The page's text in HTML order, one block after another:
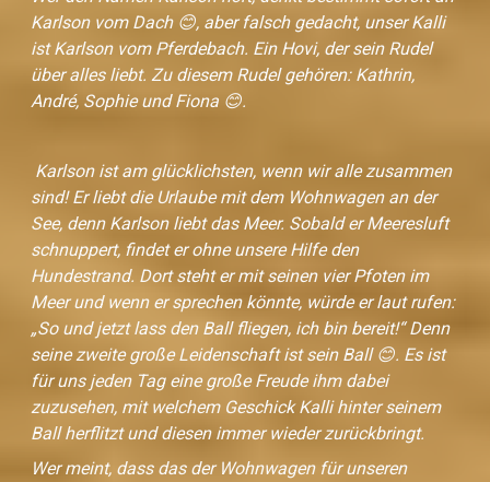
Karlson vom Dach 😊, aber falsch gedacht, unser Kalli
ist Karlson vom Pferdebach. Ein Hovi, der sein Rudel
über alles liebt. Zu diesem Rudel gehören: Kathrin,
André, Sophie und Fiona 😊.
Karlson ist am glücklichsten, wenn wir alle zusammen
sind! Er liebt die Urlaube mit dem Wohnwagen an der
See, denn Karlson liebt das Meer. Sobald er Meeresluft
schnuppert, findet er ohne unsere Hilfe den
Hundestrand. Dort steht er mit seinen vier Pfoten im
Meer und wenn er sprechen könnte, würde er laut rufen:
„So und jetzt lass den Ball fliegen, ich bin bereit!“ Denn
seine zweite große Leidenschaft ist sein Ball 😊. Es ist
für uns jeden Tag eine große Freude ihm dabei
zuzusehen, mit welchem Geschick Kalli hinter seinem
Ball herflitzt und diesen immer wieder zurückbringt.
Wer meint, dass das der Wohnwagen für unseren